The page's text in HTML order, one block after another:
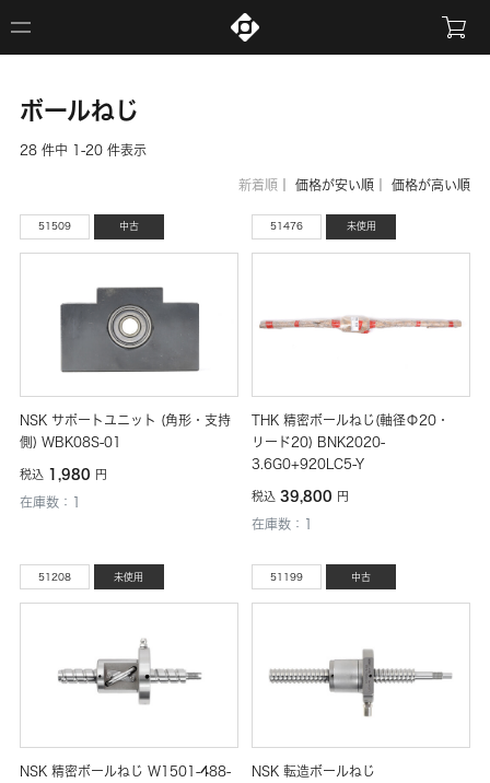
ボールねじ
28 件中 1-20 件表示
新着順 価格が安い順 価格が高い順
51509 中古
NSK サポートユニット (角形・支持
側) WBK08S-01
税込 1,980 円
在庫数：1
51476 未使用
THK 精密ボールねじ(軸径Φ20・
リード20) BNK2020-
3.6G0+920LC5-Y
税込39,800 円
在庫数：1
51208 未使用
NSK 精密ボールねじ W1501-488-
51199 中古
NSK 転造ボールねじ